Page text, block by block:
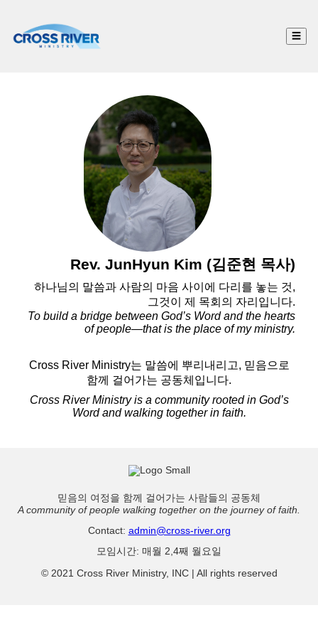
☰
Rev. JunHyun Kim (김준현 목사)
하나님의 말씀과 사람의 마음 사이에 다리를 놓는 것,
그것이 제 목회의 자리입니다.
To build a bridge between God’s Word and the hearts
of people—that is the place of my ministry.
Cross River Ministry는 말씀에 뿌리내리고, 믿음으로
함께 걸어가는 공동체입니다.
Cross River Ministry is a community rooted in God’s
Word and walking together in faith.
믿음의 여정을 함께 걸어가는 사람들의 공동체
A community of people walking together on the journey of faith.
Contact: admin@cross-river.org
모임시간: 매월 2,4째 월요일
© 2021 Cross River Ministry, INC | All rights reserved